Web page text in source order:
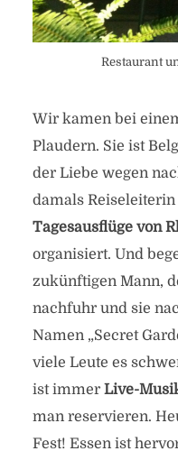
Restaurant
Wir kamen bei
Plaudern. Sie ist
der Liebe wegen
damals
Tagesausflüge von
organisiert. Und
zukünftigen Mann,
nachfuhr und sie
Namen „Secret
viele Leute es
ist immer Live-
man reservieren.
Fest! Essen ist